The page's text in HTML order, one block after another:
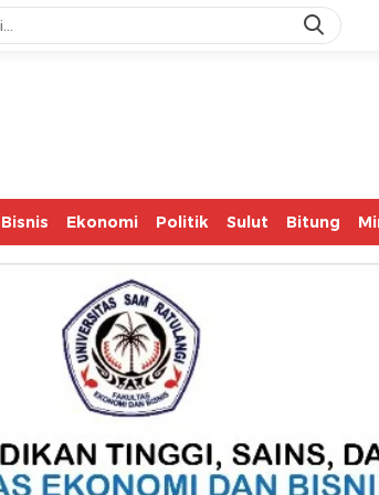
IASC
Bisnis Ekonomi Politik Sulut Bitung